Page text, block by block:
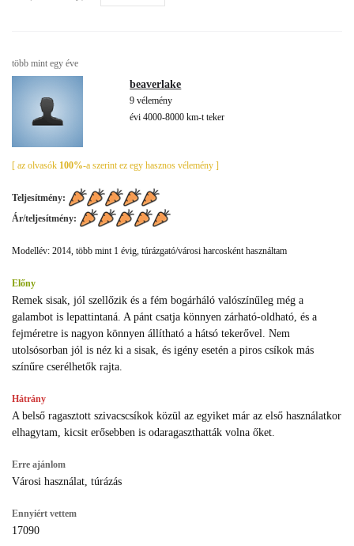
több mint egy éve
beaverlake
9 vélemény
évi 4000-8000 km-t teker
[ az olvasók 100%-a szerint ez egy hasznos vélemény ]
Teljesítmény:
Ár/teljesítmény:
Modellév: 2014, több mint 1 évig, túrázgató/városi harcosként használtam
Előny
Remek sisak, jól szellőzik és a fém bogárháló valószínűleg még a
galambot is lepattintaná. A pánt csatja könnyen zárható-oldható, és a
fejméretre is nagyon könnyen állítható a hátsó tekerővel. Nem
utolsósorban jól is néz ki a sisak, és igény esetén a piros csíkok más
színűre cserélhetők rajta.
Hátrány
A belső ragasztott szivacscsíkok közül az egyiket már az első használatkor
elhagytam, kicsit erősebben is odaragaszthatták volna őket.
Erre ajánlom
Városi használat, túrázás
Ennyiért vettem
17090